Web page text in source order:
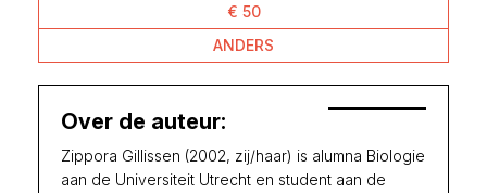
€ 50
ANDERS
Over de auteur:
Zippora Gillissen (2002, zij/haar) is alumna Biologie
aan de Universiteit Utrecht en student aan de